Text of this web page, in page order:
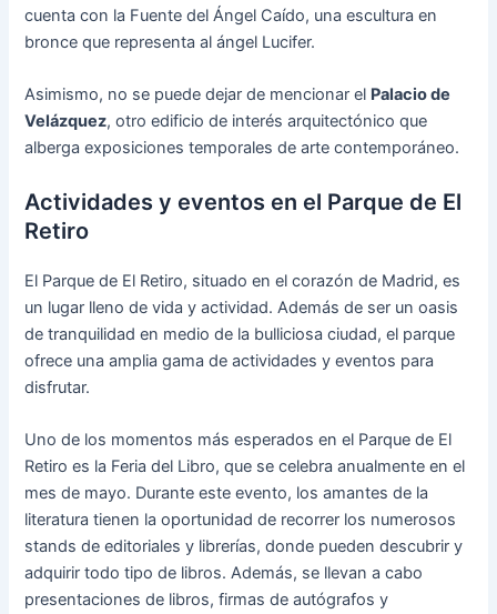
cuenta con la Fuente del Ángel Caído, una escultura en
bronce que representa al ángel Lucifer.
Asimismo, no se puede dejar de mencionar el Palacio de
Velázquez, otro edificio de interés arquitectónico que
alberga exposiciones temporales de arte contemporáneo.
Actividades y eventos en el Parque de El
Retiro
El Parque de El Retiro, situado en el corazón de Madrid, es
un lugar lleno de vida y actividad. Además de ser un oasis
de tranquilidad en medio de la bulliciosa ciudad, el parque
ofrece una amplia gama de actividades y eventos para
disfrutar.
Uno de los momentos más esperados en el Parque de El
Retiro es la Feria del Libro, que se celebra anualmente en el
mes de mayo. Durante este evento, los amantes de la
literatura tienen la oportunidad de recorrer los numerosos
stands de editoriales y librerías, donde pueden descubrir y
adquirir todo tipo de libros. Además, se llevan a cabo
presentaciones de libros, firmas de autógrafos y